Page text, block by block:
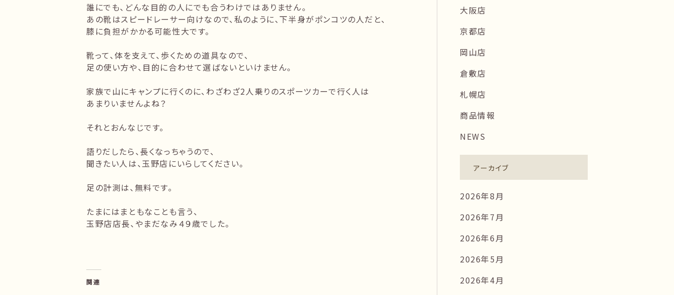
誰にでも、どんな目的の人にでも合うわけではありません。
あの靴はスピードレーサー向けなので、私のように、下半身がポンコツの人だと、
膝に負担がかかる可能性大です。
靴って、体を支えて、歩くための道具なので、
足の使い方や、目的に合わせて選ばないといけません。
家族で山にキャンプに行くのに、わざわざ2人乗りのスポーツカーで行く人は
あまりいませんよね？
それとおんなじです。
語りだしたら、長くなっちゃうので、
聞きたい人は、玉野店にいらしてください。
足の計測は、無料です。
たまにはまともなことも言う、
玉野店店長、やまだなみ４９歳でした。
関連
大阪店
京都店
岡山店
倉敷店
札幌店
商品情報
NEWS
アーカイブ
2026年8月
2026年7月
2026年6月
2026年5月
2026年4月